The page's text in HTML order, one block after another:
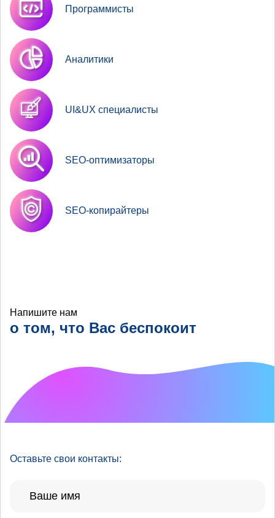
Программисты
Аналитики
UI&UX специалисты
SEO-оптимизаторы
SEO-копирайтеры
Напишите нам
о том, что Вас беспокоит
Оставьте свои контакты: